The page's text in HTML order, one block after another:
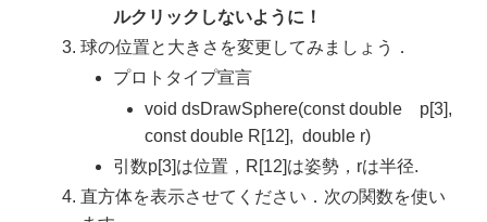
ルクリックしないように！
球の位置と大きさを変更してみましょう．
プロトタイプ宣言
void dsDrawSphere(const double p[3],
const double R[12], double r)
引数p[3]は位置，R[12]は姿勢，rは半径.
直方体を表示させてください．次の関数を使い